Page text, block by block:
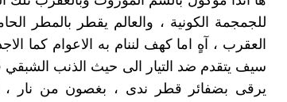
للجمجمة الكونية ، والعالم يقطر بالمطر
العقرب ، آهٍ اما كهف لننام به الاعوام كما
سيف يتقدم ضد التيار الى حيث الذنب
يرقى بضفائر قطر ندى ، بغصون من نار